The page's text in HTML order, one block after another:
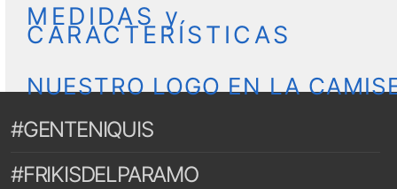
MEDIDAS y
CARACTERÍSTICAS
NUESTRO LOGO EN LA
#GENTENIQUIS
#FRIKISDELPARAMO